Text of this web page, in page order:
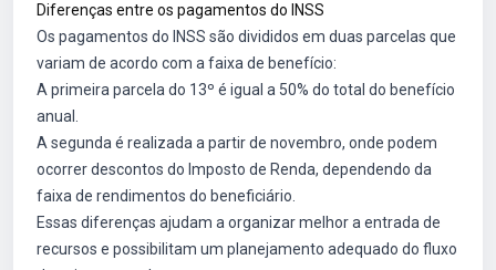
Diferenças entre os pagamentos do INSS
Os pagamentos do INSS são divididos em duas parcelas que
variam de acordo com a faixa de benefício:
A primeira parcela do 13º é igual a 50% do total do benefício
anual.
A segunda é realizada a partir de novembro, onde podem
ocorrer descontos do Imposto de Renda, dependendo da
faixa de rendimentos do beneficiário.
Essas diferenças ajudam a organizar melhor a entrada de
recursos e possibilitam um planejamento adequado do fluxo